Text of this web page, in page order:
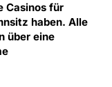
Casinos für
haben. Alle
über eine